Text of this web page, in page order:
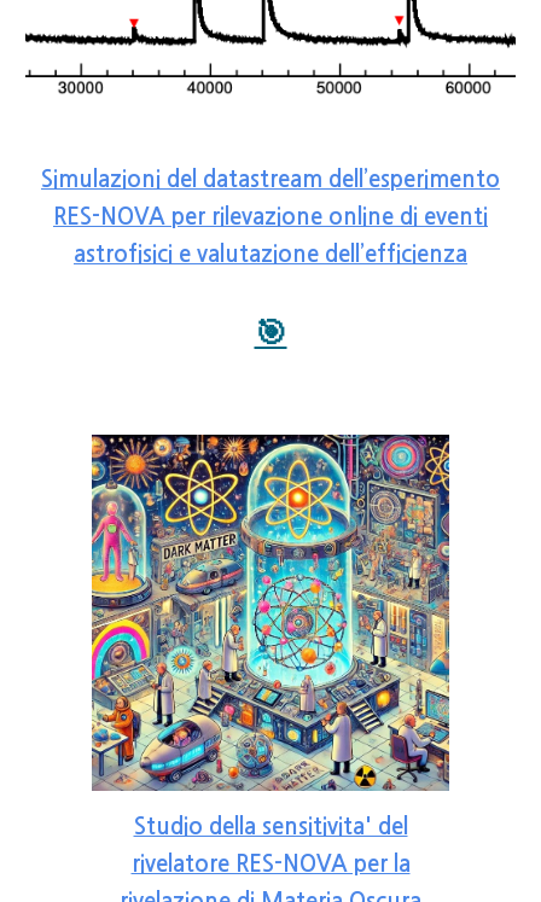
Simulazioni del datastream dell’esperimento
RES-NOVA per rilevazione online di eventi
astrofisici e valutazione dell’efficienza
🎯
Studio della sensitivita' del
rivelatore RES-NOVA per la